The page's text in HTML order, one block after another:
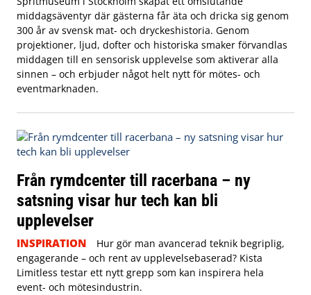
middagsäventyr där gästerna får äta och dricka sig genom
300 år av svensk mat- och dryckeshistoria. Genom
projektioner, ljud, dofter och historiska smaker förvandlas
middagen till en sensorisk upplevelse som aktiverar alla
sinnen – och erbjuder något helt nytt för mötes- och
eventmarknaden.
Från rymdcenter till racerbana – ny
satsning visar hur tech kan bli
upplevelser
INSPIRATION
Hur gör man avancerad teknik begriplig,
engagerande – och rent av upplevelsebaserad? Kista
Limitless testar ett nytt grepp som kan inspirera hela
event- och mötesindustrin.